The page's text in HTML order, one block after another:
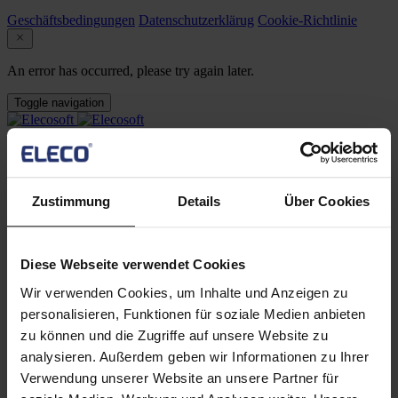
Zustimmung Details Über Cookies
Diese Webseite verwendet Cookies
Wir verwenden Cookies, um Inhalte und Anzeigen zu
personalisieren, Funktionen für soziale Medien anbieten
zu können und die Zugriffe auf unsere Website zu
analysieren. Außerdem geben wir Informationen zu Ihrer
Verwendung unserer Website an unsere Partner für
Geschäftsbedingungen Datenschutzerklärug Cookie-Richtlinie
An error has occurred, please try again later.
Toggle navigation
Software
Verfügbare Software
Leistungsstarke, intuitive Software für Projektmanagement
Plänen
Tool für kollaboratives Aufgabenmanagement
Asta Powerproject 4D
4D-Planung leicht gemacht
Asta Enterprise
Kollaborative Software für Projekt-, Portfolio- und
Ressourcenmanagement